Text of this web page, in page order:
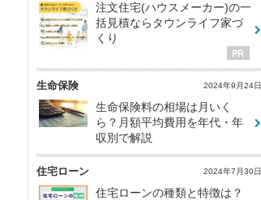
注文住宅(ハウスメーカー)の一
括見積ならタウンライフ家づ
くり
生命保険 2024年9月24日
生命保険料の相場は月いく
ら？月額平均費用を年代・年
収別で解説
住宅ローン 2024年7月30日
住宅ローンの種類と特徴は？